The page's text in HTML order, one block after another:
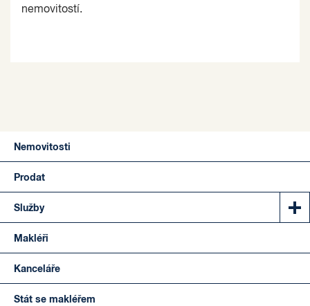
nemovitostí.
Nemovitosti
Prodat
Služby
Makléři
Kanceláře
Stát se makléřem